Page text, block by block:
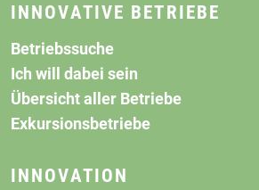
INNOVATIVE BETRIEBE
Betriebssuche
Ich will dabei sein
Übersicht aller Betriebe
Exkursionsbetriebe
INNOVATION